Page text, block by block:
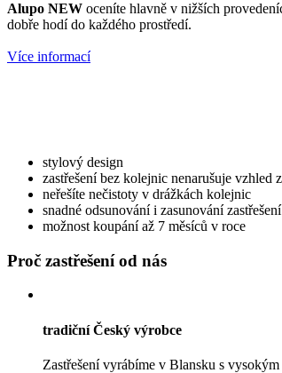
Alupo NEW oceníte hlavně v nižších
dobře hodí do každého prostředí.
Více informací
stylový design
zastřešení bez kolejnic nenarušuje vzhled
neřešíte nečistoty v drážkách kolejnic
snadné odsunování i zasunování zastřešení
možnost koupání až 7 měsíců v roce
Proč zastřešení od nás
tradiční Český výrobce
Zastřešení vyrábíme v Blansku s